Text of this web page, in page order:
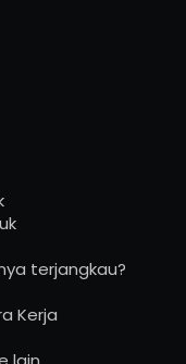
terjangkau?
Kerja